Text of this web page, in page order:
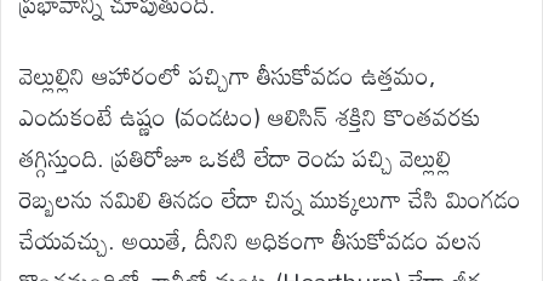
వెల్లుల్లిని ఆహారంలో పచ్చిగా తీసుకోవడం ఉత్తమం,
ఎందుకంటే ఉష్ణం (వండటం) ఆలిసిన్ శక్తిని కొంతవరకు
తగ్గిస్తుంది. ప్రతిరోజూ ఒకటి లేదా రెండు పచ్చి వెల్లుల్లి
రెబ్బలను నమిలి తినడం లేదా చిన్న ముక్కలుగా చేసి మింగడం
చేయవచ్చు. అయితే, దీనిని అధికంగా తీసుకోవడం వలన